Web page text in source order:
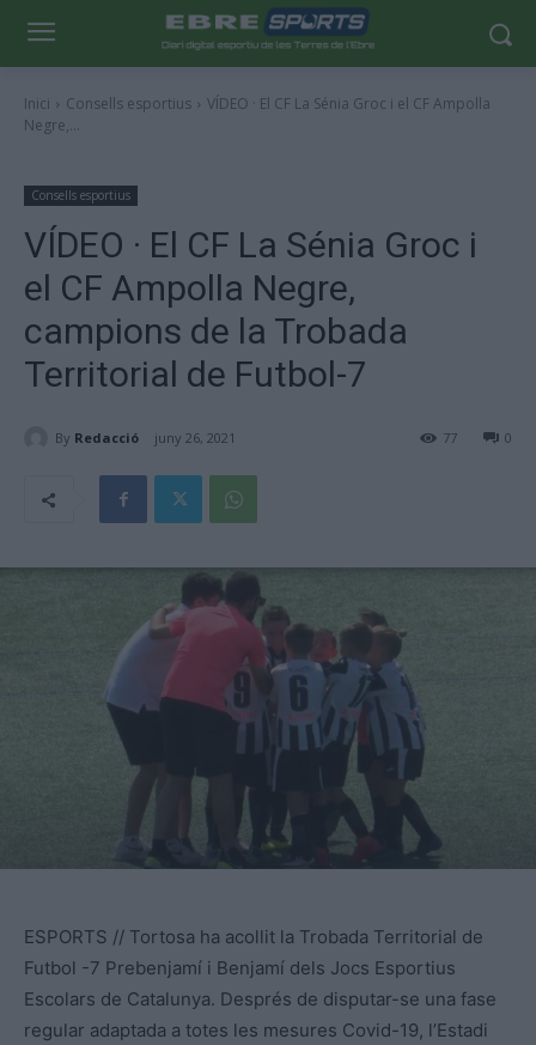
Inici Consells esportius
VÍDEO · El CF La Sénia Groc i el CF Ampolla
Negre,...
Consells esportius
VÍDEO · El CF La Sénia Groc i
el CF Ampolla Negre,
campions de la Trobada
Territorial de Futbol-7
By Redacció juny 26, 2021 0
77
ESPORTS // Tortosa ha acollit la Trobada Territorial de
Futbol -7 Prebenjamí i Benjamí dels Jocs Esportius
Escolars de Catalunya. Després de disputar-se una fase
regular adaptada a totes les mesures Covid-19, l’Estadi